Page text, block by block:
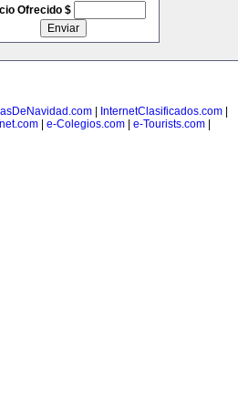
Ofrecido $
| InternetClasificados.com|
| e-Colegios.com| e-Tourists.com|